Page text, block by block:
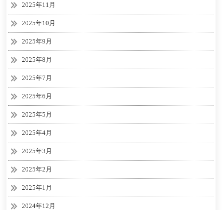
2025年11月
2025年10月
2025年9月
2025年8月
2025年7月
2025年6月
2025年5月
2025年4月
2025年3月
2025年2月
2025年1月
2024年12月